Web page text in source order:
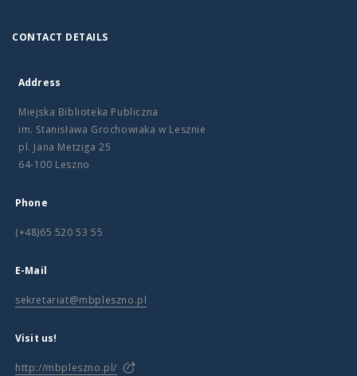
CONTACT DETAILS
Address
Miejska Biblioteka Publiczna
im. Stanisława Grochowiaka w Lesznie
pl. Jana Metziga 25
64-100 Leszno
Phone
(+48)65 520 53 55
E-Mail
sekretariat@mbpleszno.pl
Visit us!
http://mbpleszno.pl/